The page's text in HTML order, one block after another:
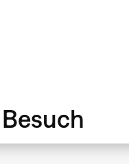
Besuch